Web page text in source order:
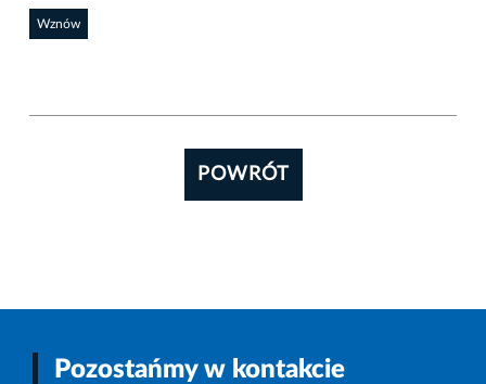
Wznów
POWRÓT
Pozostańmy w kontakcie